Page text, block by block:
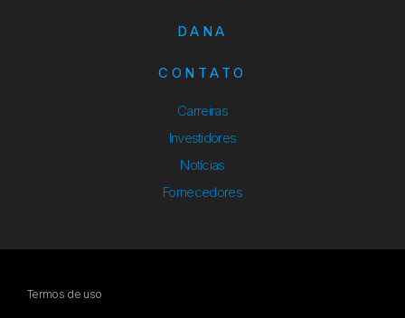
DANA
CONTATO
Carreiras
Investidores
Notícias
Fornecedores
Termos de uso